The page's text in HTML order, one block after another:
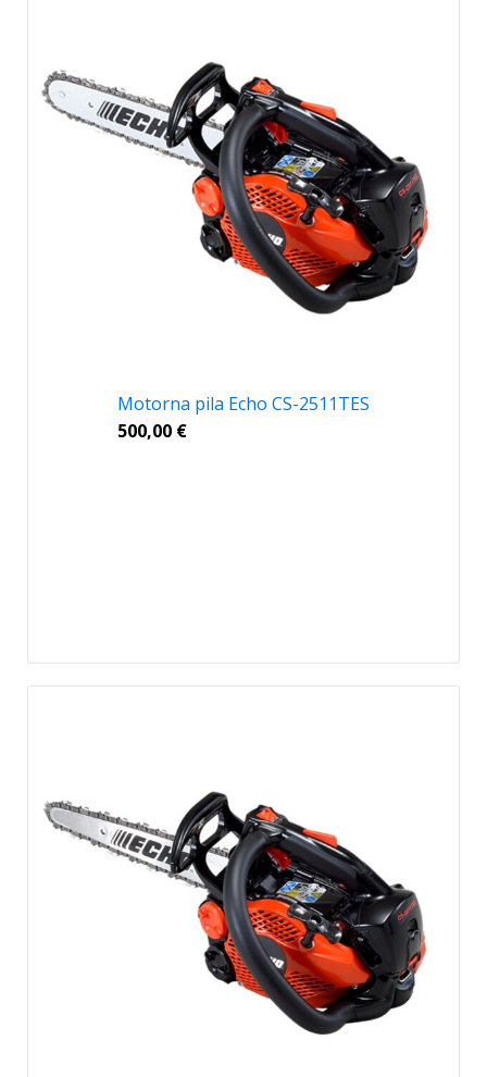
Motorna pila Echo CS-2511TES
500,00 €